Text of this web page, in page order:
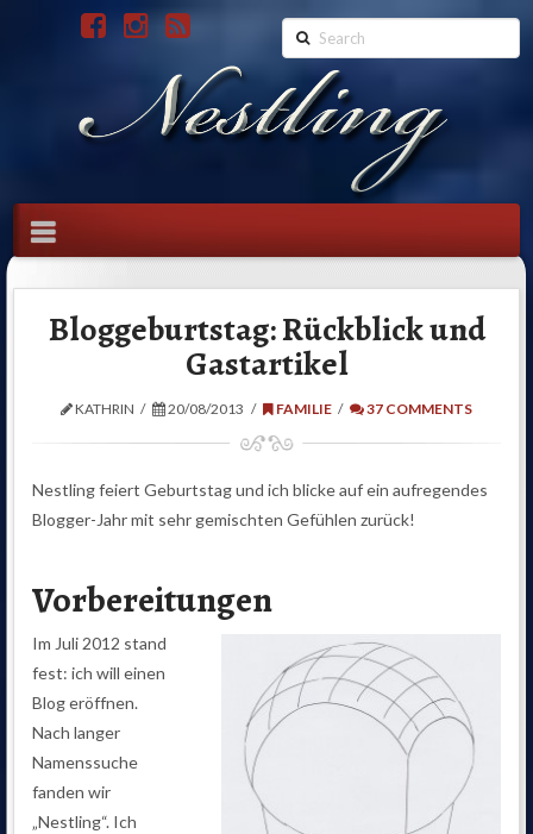
Search
Navigation
Bloggeburtstag: Rückblick und
Gastartikel
KATHRIN 20/08/2013 FAMILIE 37 COMMENTS
Nestling feiert Geburtstag und ich blicke auf ein aufregendes
Blogger-Jahr mit sehr gemischten Gefühlen zurück!
Vorbereitungen
Im Juli 2012 stand
fest: ich will einen
Blog eröffnen.
Nach langer
Namenssuche
fanden wir
„Nestling“. Ich